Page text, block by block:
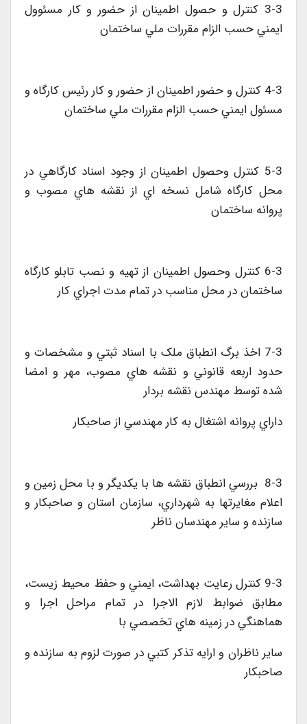
3-3 کنترل و حصول اطمينان از حضور و کار مسئوول
ايمني حسب الزام مقررات ملي ساختمان
4-3 کنترل و حضور اطمينان از حضور و کار رئيس کارگاه و
مسئول ايمني حسب الزام مقررات ملي ساختمان
5-3 کنترل وحصول اطمينان از وجود اسناد کارگاهي در
محل کارگاه شامل نسخه اي از نقشه هاي مصوب و
پروانه ساختمان
6-3 کنترل وحصول اطمينان از تهيه و نصب تابلو کارگاه
ساختمان در محل مناسب در تمام مدت اجراي کار
7-3 اخذ برگ انطباق ملک با اسناد ثبتي و مشخصات و
حدود اربعه قانوني و نقشه هاي مصوب، مهر و امضا
شده توسط مهندس نقشه بردار
داراي پروانه اشتغال به کار مهندسي از صاحبکار
8-3 بررسي انطباق نقشه ها با يکديگر و با محل زمين و
اعلام مغايرتها به شهرداري، سازمان استان و صاحبکار و
سازنده و ساير مهندسان ناظر
9-3 کنترل رعايت بهداشت، ايمني و حفظ محيط زيست،
مطابق ضوابط لازم الاجرا در تمام مراحل اجرا و
هماهنگي در زمينه هاي تخصصي با
ساير ناظران و ارايه تذکر کتبي در صورت لزوم به سازنده و
صاحبکار